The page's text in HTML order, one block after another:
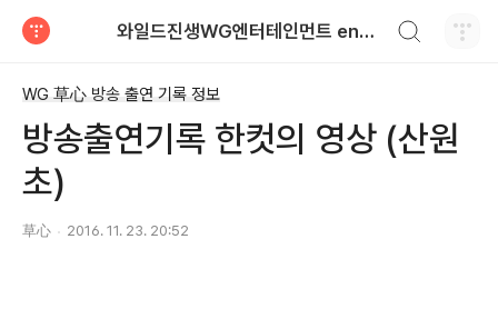
와일드진생WG엔터테인먼트 entertainment
WG 草心 방송 출연 기록 정보
방송출연기록 한컷의 영상 (산원
초)
草心 2016. 11. 23. 20:52